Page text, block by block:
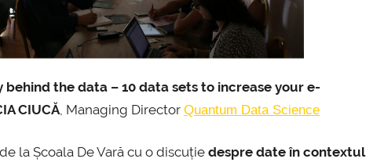
behind the data – 10 data sets to increase your e-
CIUCĂ , Managing DirectorQuantum Data Science
la Școala De Vară cu o discuție despre date în contextul